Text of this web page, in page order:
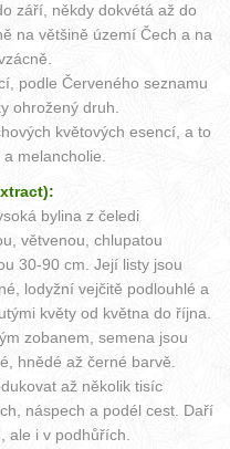
září, někdy dokvétá až do
na většině území Čech a na
podle Červeného seznamu
ohrožený druh.
květových esencí, a to
melancholie.
bylina z čeledi
větvenou, chlupatou
30-90 cm. Její listy jsou
lodyžní vejčitě podlouhlé a
květy od května do října.
zobanem, semena jsou
hnědé až černé barvě.
až několik tisíc
náspech a podél cest. Daří
ale i v podhůřích.